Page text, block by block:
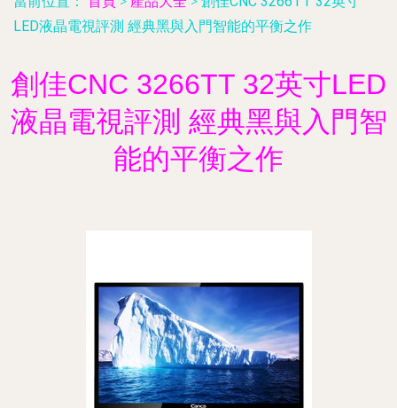
LED液晶電視評測 經典黑與入門智能的平衡之作
創佳CNC 3266TT 32英寸LED
液晶電視評測 經典黑與入門智
能的平衡之作